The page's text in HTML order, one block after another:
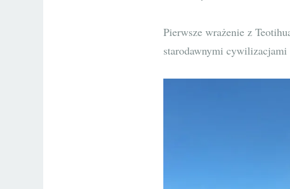
Pierwsze wrażenie z
starodawnymi